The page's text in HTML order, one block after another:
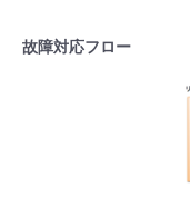
故障対応フロー